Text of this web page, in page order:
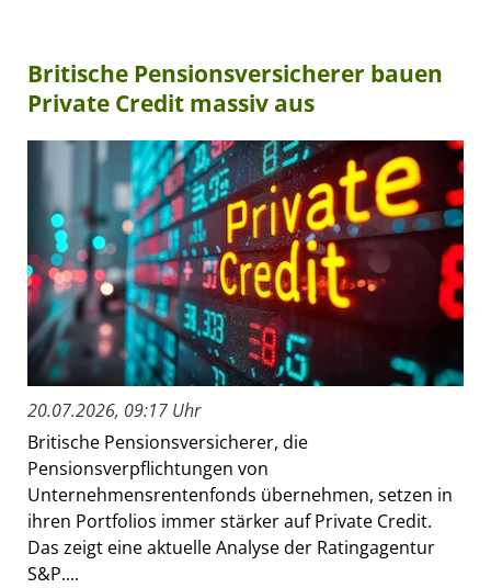
Britische Pensionsversicherer bauen
Private Credit massiv aus
20.07.2026, 09:17 Uhr
Britische Pensionsversicherer, die
Pensionsverpflichtungen von
Unternehmensrentenfonds übernehmen, setzen in
ihren Portfolios immer stärker auf Private Credit.
Das zeigt eine aktuelle Analyse der Ratingagentur
S&P....